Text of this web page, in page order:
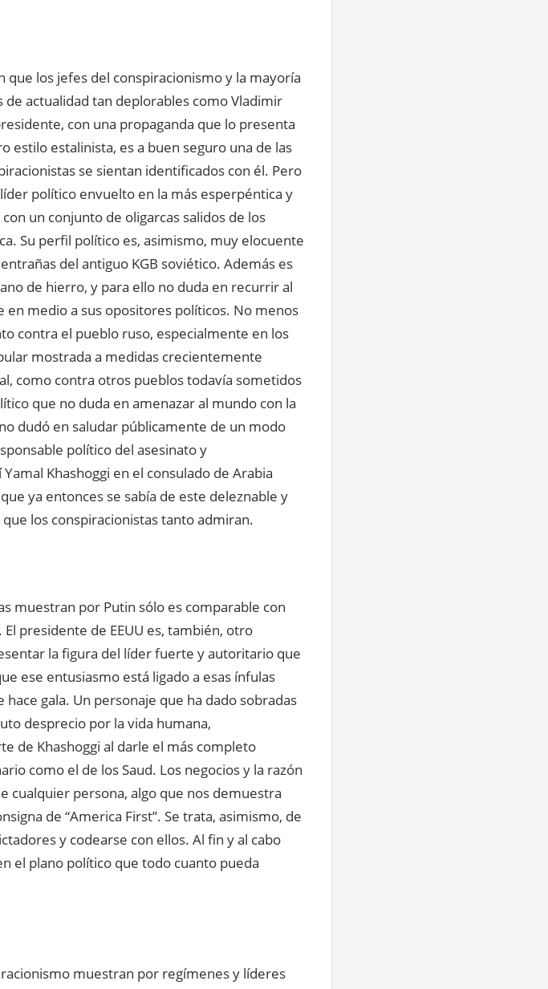
los jefes del conspiracionismo y la mayoría
actualidad tan deplorables como Vladimir
con una propaganda que lo presenta
estilo estalinista, es a buen seguro una de las
se sientan identificados con él. Pero
político envuelto en la más esperpéntica y
un conjunto de oligarcas salidos de los
Su perfil político es, asimismo, muy elocuente
del antiguo KGB soviético. Además es
de hierro, y para ello no duda en recurrir al
en medio a sus opositores políticos. No menos
contra el pueblo ruso, especialmente en los
mostrada a medidas crecientemente
como contra otros pueblos todavía sometidos
que no duda en amenazar al mundo con la
dudó en saludar públicamente de un modo
político del asesinato y
Khashoggi en el consulado de Arabia
ya entonces se sabía de este deleznable y
los conspiracionistas tanto admiran.
muestran por Putin sólo es comparable con
presidente de EEUU es, también, otro
la figura del líder fuerte y autoritario que
ese entusiasmo está ligado a esas ínfulas
gala. Un personaje que ha dado sobradas
desprecio por la vida humana,
de Khashoggi al darle el más completo
como el de los Saud. Los negocios y la razón
cualquier persona, algo que nos demuestra
de “America First”. Se trata, asimismo, de
y codearse con ellos. Al fin y al cabo
el plano político que todo cuanto pueda
muestran por regímenes y líderes